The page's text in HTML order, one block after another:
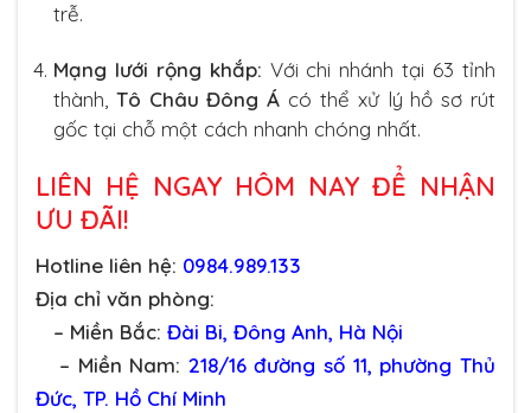
trễ.
Mạng lưới rộng khắp: Với chi nhánh tại 63 tỉnh
thành, Tô Châu Đông Á có thể xử lý hồ sơ rút
gốc tại chỗ một cách nhanh chóng nhất.
LIÊN HỆ NGAY HÔM NAY ĐỂ NHẬN
ƯU ĐÃI!
Hotline liên hệ: 0984.989.133
Địa chỉ văn phòng:
– Miền Bắc: Đài Bi, Đông Anh, Hà Nội
– Miền Nam: 218/16 đường số 11, phường Thủ
Đức, TP. Hồ Chí Minh